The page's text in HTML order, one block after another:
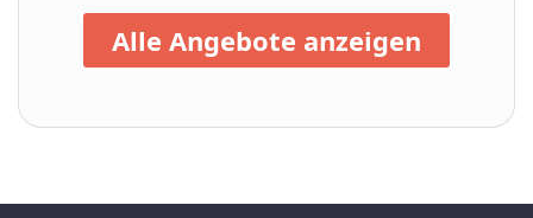
Alle Angebote anzeigen